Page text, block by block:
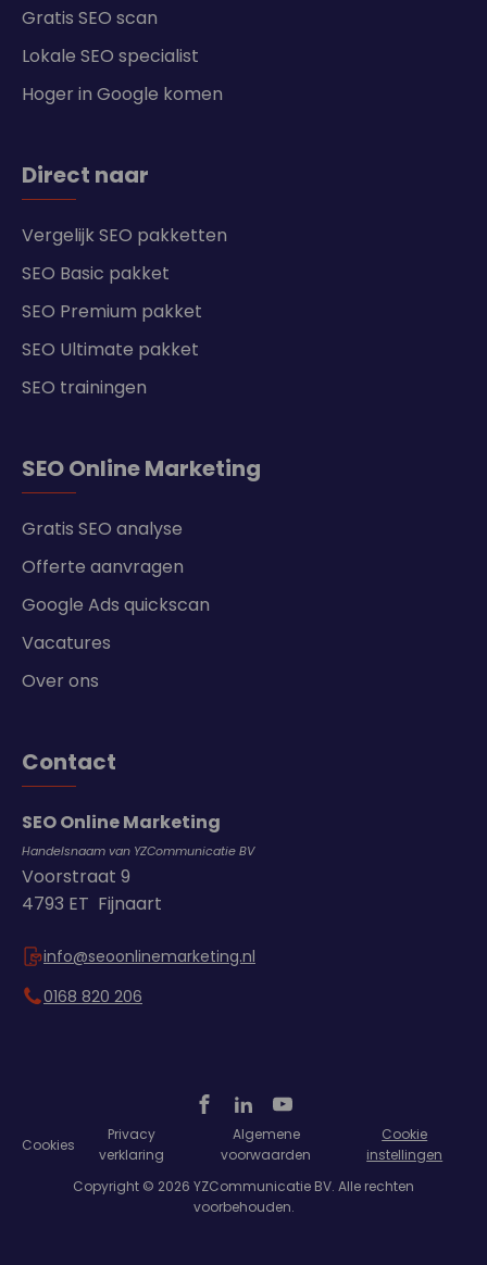
Gratis SEO scan
Lokale SEO specialist
Hoger in Google komen
Direct naar
Vergelijk SEO pakketten
SEO Basic pakket
SEO Premium pakket
SEO Ultimate pakket
SEO trainingen
SEO Online Marketing
Gratis SEO analyse
Offerte aanvragen
Google Ads quickscan
Vacatures
Over ons
Contact
SEO Online Marketing
Handelsnaam van YZCommunicatie BV
Voorstraat 9
4793 ET Fijnaart
info@seoonlinemarketing.nl
0168 820 206
Cookies
Privacy
verklaring
Algemene
voorwaarden
Cookie
instellingen
Copyright © 2026 YZCommunicatie BV. Alle rechten
voorbehouden.